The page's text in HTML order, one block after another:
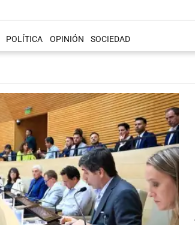
POLÍTICA OPINIÓN SOCIEDAD